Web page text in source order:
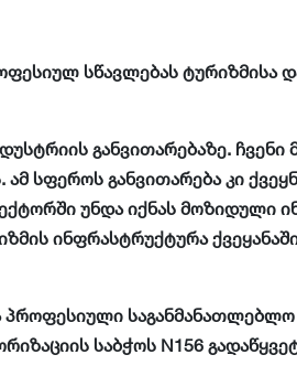
სწავლებას ტურიზმისა
განვითარებაზე.
სფეროს განვითარება კი
უნდა იქნას მოზიდული
ინფრასტრუქტურა
საბჭოს N156